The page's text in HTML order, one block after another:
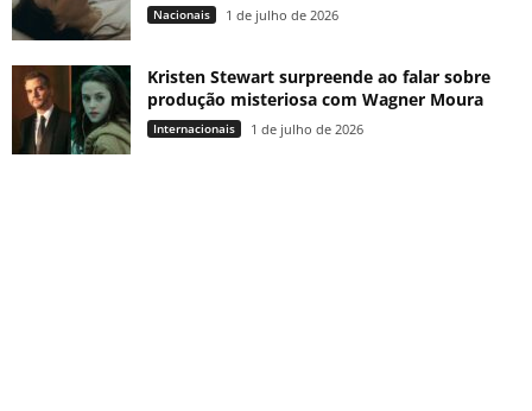
Nacionais 1 de julho de 2026
Kristen Stewart surpreende ao falar sobre
produção misteriosa com Wagner Moura
Internacionais 1 de julho de 2026